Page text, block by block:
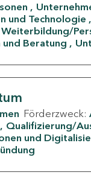
und Technologie
und Beratung
Förderzweck:
Qualifizierung/
und